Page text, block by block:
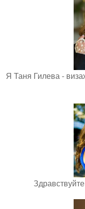
Я Таня Гилева -